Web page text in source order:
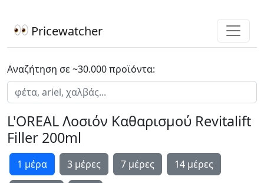
Pricewatcher
Αναζήτηση σε ~30.000 προϊόντα:
L'OREAL Λοσιόν Καθαρισμού Revitalift
Filler 200ml
1 μέρα 3 μέρες 7 μέρες 14 μέρες